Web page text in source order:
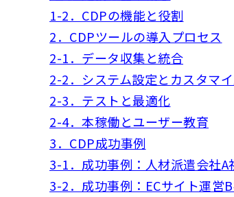
1-2．CDPの機能と役割
2．CDPツールの導入プロセス
2-1．データ収集と統合
2-2．システム設定とカスタマ
2-3．テストと最適化
2-4．本稼働とユーザー教育
3．CDP成功事例
3-1．成功事例：人材派遣会社A
3-2．成功事例：ECサイト運営